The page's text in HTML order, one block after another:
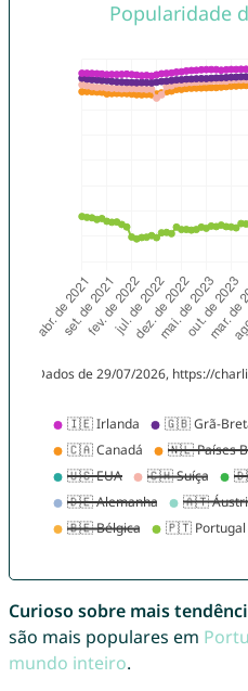
Curioso sobre mais
são mais populares em
mundo inteiro.